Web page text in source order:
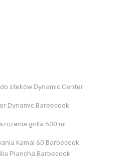
steków Dynamic Center
Dynamic Barbecook
grilla 500 ml
Kamal 60 Barbecook
Plancha Barbecook